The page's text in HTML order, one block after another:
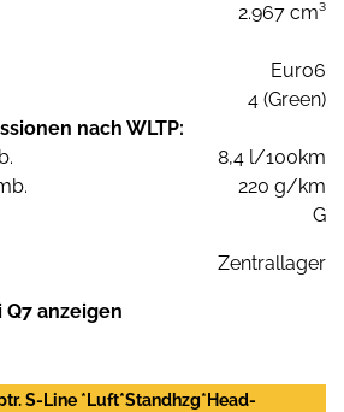
2.967 cm³
Euro6
4 (Green)
nach WLTP:
8,4 l/100km
220 g/km
G
Zentrallager
Q7 anzeigen
S-Line *Luft*Standhzg*Head-